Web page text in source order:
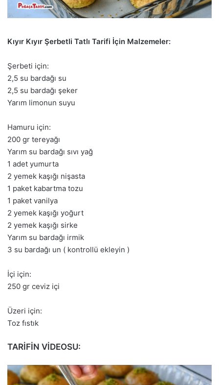
Kıyır Kıyır Şerbetli Tatlı Tarifi İçin Malzemeler:
Şerbeti için:
2,5 su bardağı su
2,5 su bardağı şeker
Yarım limonun suyu
Hamuru için:
200 gr tereyağı
Yarım su bardağı sıvı yağ
1 adet yumurta
2 yemek kaşığı nişasta
1 paket kabartma tozu
1 paket vanilya
2 yemek kaşığı yoğurt
2 yemek kaşığı sirke
Yarım su bardağı irmik
3 su bardağı un ( kontrollü ekleyin )
İçi için:
250 gr ceviz içi
Üzeri için:
Toz fıstık
TARİFİN VİDEOSU: